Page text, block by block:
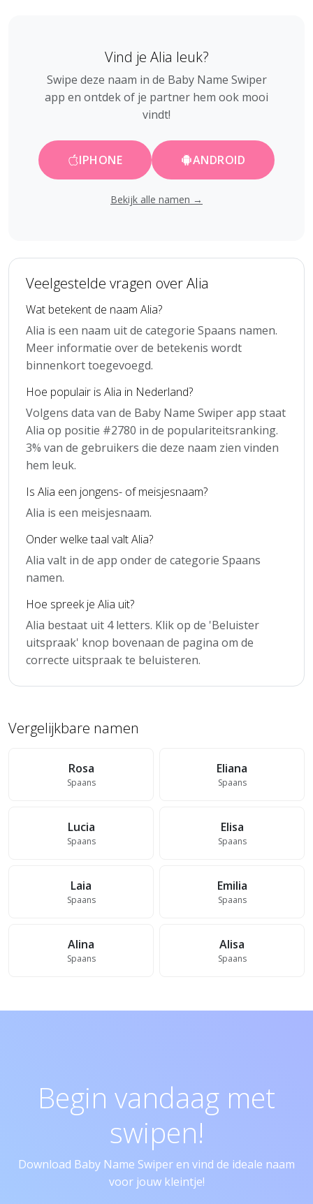
Vind je Alia leuk?
Swipe deze naam in de Baby Name Swiper
app en ontdek of je partner hem ook mooi
vindt!
IPHONE ANDROID
Bekijk alle namen →
Veelgestelde vragen over Alia
Wat betekent de naam Alia?
Alia is een naam uit de categorie Spaans namen.
Meer informatie over de betekenis wordt
binnenkort toegevoegd.
Hoe populair is Alia in Nederland?
Volgens data van de Baby Name Swiper app staat
Alia op positie #2780 in de populariteitsranking.
3% van de gebruikers die deze naam zien vinden
hem leuk.
Is Alia een jongens- of meisjesnaam?
Alia is een meisjesnaam.
Onder welke taal valt Alia?
Alia valt in de app onder de categorie Spaans
namen.
Hoe spreek je Alia uit?
Alia bestaat uit 4 letters. Klik op de 'Beluister
uitspraak' knop bovenaan de pagina om de
correcte uitspraak te beluisteren.
Vergelijkbare namen
Rosa
Spaans
Eliana
Spaans
Lucia
Spaans
Elisa
Spaans
Laia
Spaans
Emilia
Spaans
Alina
Spaans
Alisa
Spaans
Begin vandaag met
swipen!
Download Baby Name Swiper en vind de ideale naam
voor jouw kleintje!